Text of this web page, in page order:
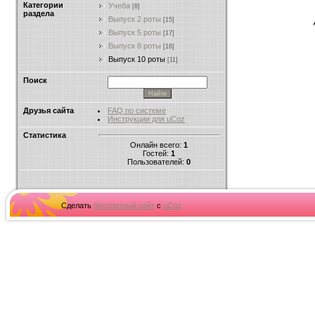
Категории
раздела
Учеба [8]
Выпуск 2 роты [15]
Выпуск 5 роты [17]
Выпуск 8 роты [16]
Выпуск 10 роты [11]
Поиск
Друзья сайта
FAQ по системе
Инструкции для uCoz
Статистика
Онлайн всего: 1
Гостей: 1
Пользователей: 0
Сделать бесплатный сайт с uCoz